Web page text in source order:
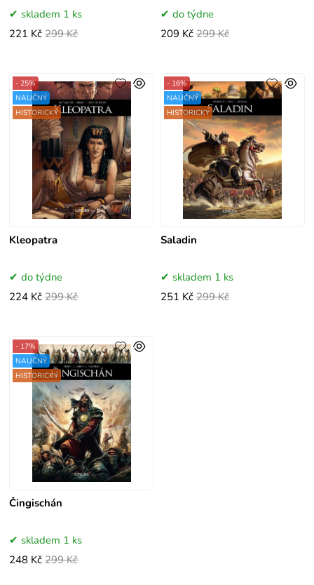
skladem 1 ks
221 Kč 299 Kč
do týdne
209 Kč 299 Kč
Kleopatra
- 25%
NAUČNÝ
HISTORICKÝ
do týdne
224 Kč 299 Kč
Saladin
- 16%
NAUČNÝ
HISTORICKÝ
skladem 1 ks
251 Kč 299 Kč
Čingischán
- 17%
NAUČNÝ
HISTORICKÝ
skladem 1 ks
248 Kč 299 Kč